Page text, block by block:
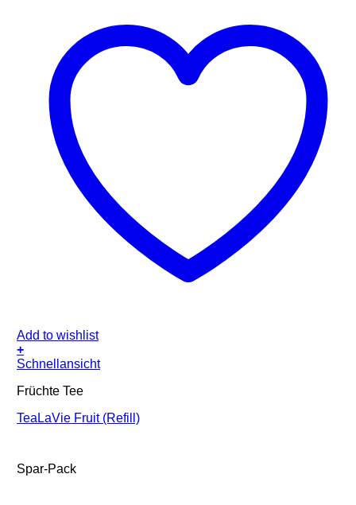
Add to wishlist
+
Schnellansicht
Früchte Tee
TeaLaVie Fruit (Refill)
Spar-Pack